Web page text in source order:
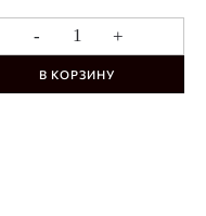
- +
В КОРЗИНУ